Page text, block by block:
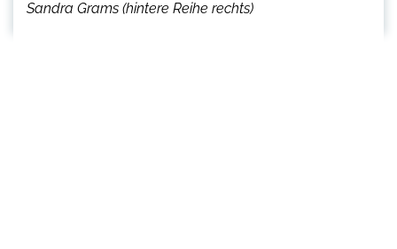
Sandra Grams (hintere Reihe rechts)